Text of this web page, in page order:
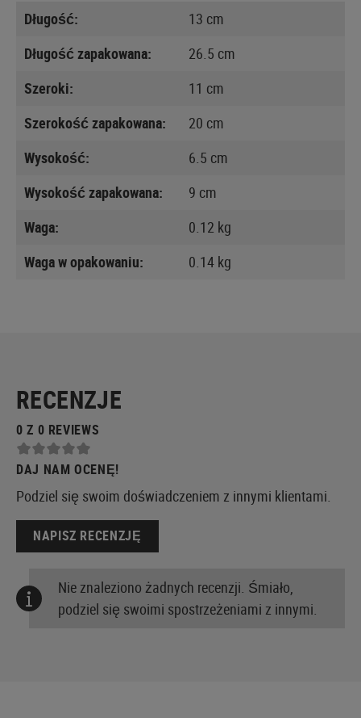
Długość:
13 cm
Długość zapakowana:
26.5 cm
Szeroki:
11 cm
Szerokość zapakowana:
20 cm
Wysokość:
6.5 cm
Wysokość zapakowana:
9 cm
Waga:
0.12 kg
Waga w opakowaniu:
0.14 kg
RECENZJE
0 Z 0 REVIEWS
DAJ NAM OCENĘ!
Podziel się swoim doświadczeniem z innymi klientami.
NAPISZ RECENZJĘ
Nie znaleziono żadnych recenzji. Śmiało,
podziel się swoimi spostrzeżeniami z innymi.